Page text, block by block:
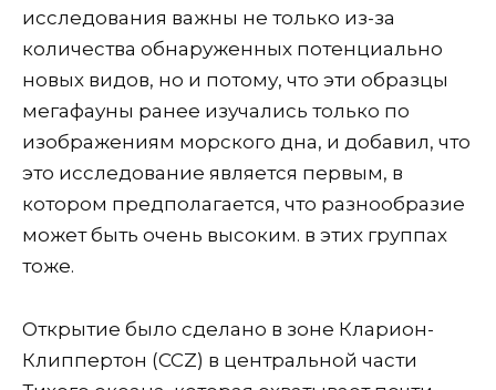
исследования важны не только из-за
количества обнаруженных потенциально
новых видов, но и потому, что эти образцы
мегафауны ранее изучались только по
изображениям морского дна, и добавил, что
это исследование является первым, в
котором предполагается, что разнообразие
может быть очень высоким. в этих группах
тоже.
Открытие было сделано в зоне Кларион-
Клиппертон (CCZ) в центральной части